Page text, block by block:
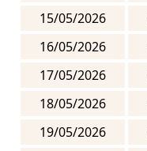
15/05/2026
16/05/2026
17/05/2026
18/05/2026
19/05/2026